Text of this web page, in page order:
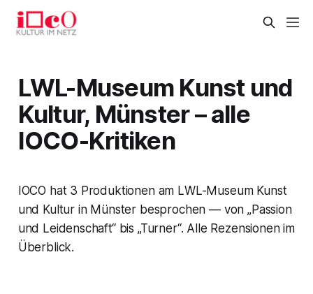
LWL-Museum Kunst und
Kultur, Münster – alle
IOCO-Kritiken
IOCO hat 3 Produktionen am LWL-Museum Kunst
und Kultur in Münster besprochen — von „Passion
und Leidenschaft“ bis „Turner“. Alle Rezensionen im
Überblick.